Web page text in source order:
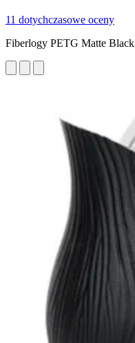
11 dotychczasowe oceny
Fiberlogy PETG Matte Black